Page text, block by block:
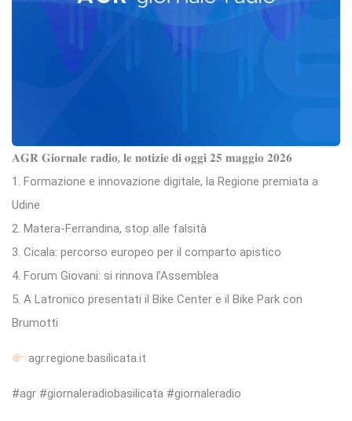
𝐀𝐆𝐑 𝐆𝐢𝐨𝐫𝐧𝐚𝐥𝐞 𝐫𝐚𝐝𝐢𝐨, 𝐥𝐞 𝐧𝐨𝐭𝐢𝐳𝐢𝐞 𝐝𝐢 𝐨𝐠𝐠𝐢 𝟐𝟓 𝐦𝐚𝐠𝐠𝐢𝐨 𝟐𝟎𝟐𝟔
1. Formazione e innovazione digitale, la Regione premiata a
Udine
2. Matera-Ferrandina, stop alle falsità
3. Cicala: percorso europeo per il comparto apistico
4. Forum Giovani: si rinnova l’Assemblea
5. A Latronico presentati il Bike Center e il Bike Park con
Brumotti
agr.regione.basilicata.it
#agr #giornaleradiobasilicata #giornaleradio